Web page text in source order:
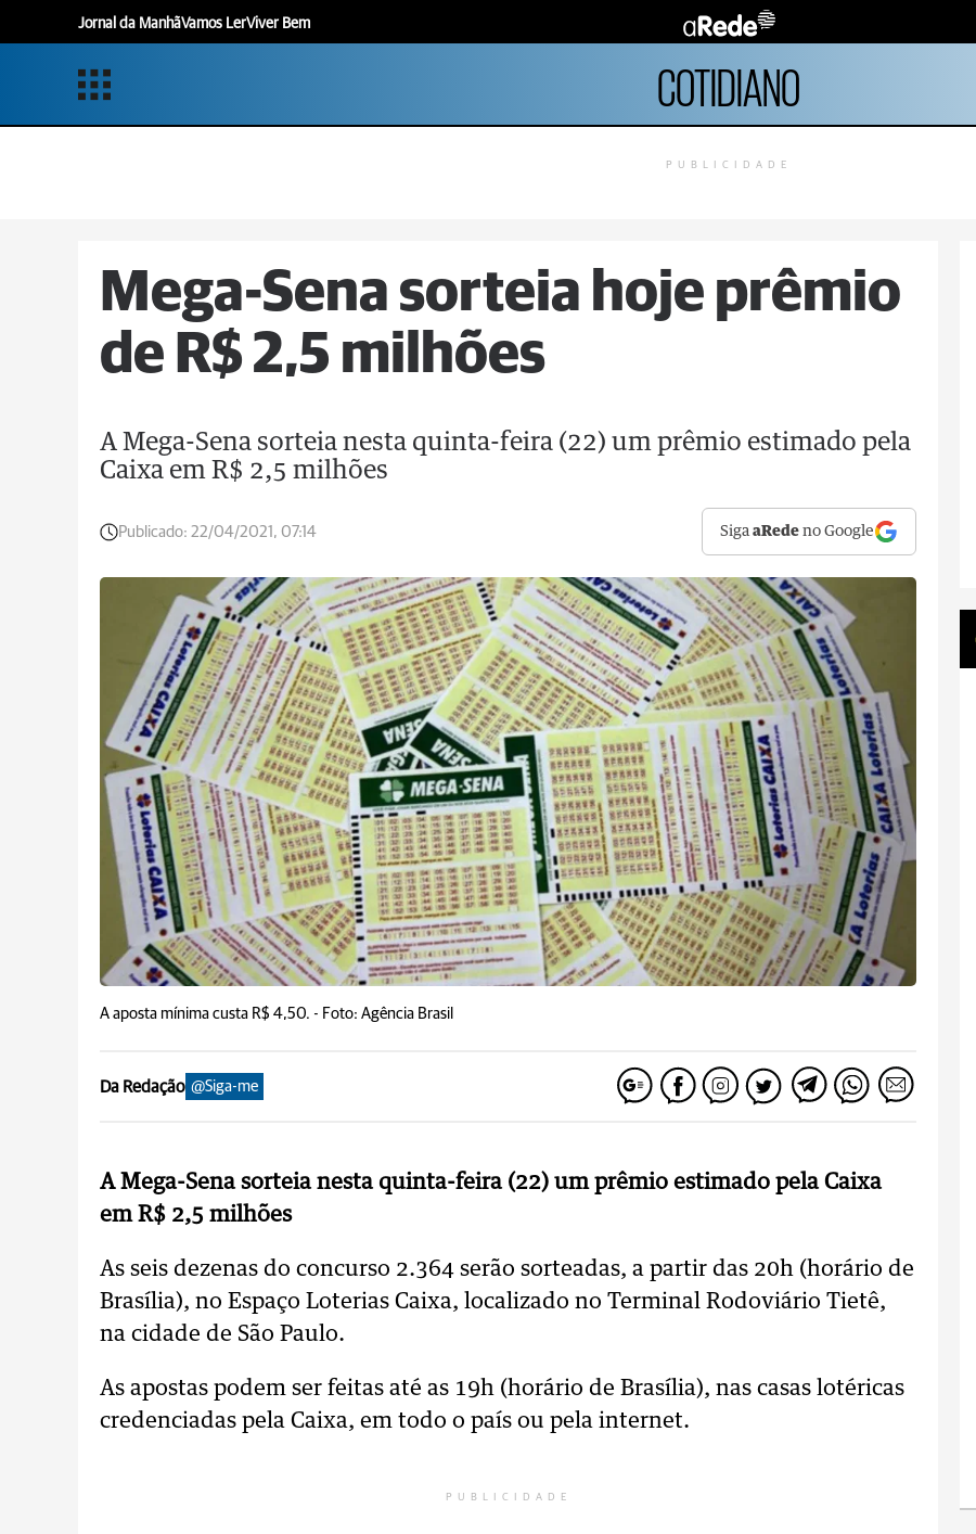
Jornal da ManhãVamos LerViver Bem
COTIDIANO
PUBLICIDADE
Mega-Sena sorteia hoje prêmio
de R$ 2,5 milhões
A Mega-Sena sorteia nesta quinta-feira (22) um prêmio estimado pela
Caixa em R$ 2,5 milhões
Publicado: 22/04/2021, 07:14 SigaaRede no Google
A aposta mínima custa R$ 4,50. - Foto: Agência Brasil
Da Redação @Siga-me
A Mega-Sena sorteia nesta quinta-feira (22) um prêmio estimado pela Caixa
em R$ 2,5 milhões
As seis dezenas do concurso 2.364 serão sorteadas, a partir das 20h (horário de
Brasília), no Espaço Loterias Caixa, localizado no Terminal Rodoviário Tietê,
na cidade de São Paulo.
As apostas podem ser feitas até as 19h (horário de Brasília), nas casas lotéricas
credenciadas pela Caixa, em todo o país ou pela internet.
PUBLICIDADE